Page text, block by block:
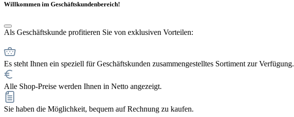
Willkommen im Geschäftskundenbereich!
Als Geschäftskunde profitieren Sie von exklusiven Vorteilen:
Es steht Ihnen ein speziell für Geschäftskunden zusammengestelltes Sortiment zur Verfügung.
Alle Shop-Preise werden Ihnen in Netto angezeigt.
Sie haben die Möglichkeit, bequem auf Rechnung zu kaufen.